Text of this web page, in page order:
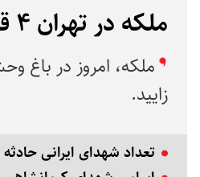
ملکه در تهران ۴ قلو زایید
زایید.
تعداد شهدای ایرانی‌